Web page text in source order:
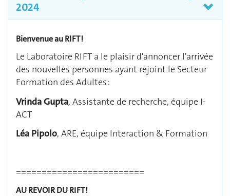
2024
Bienvenue au RIFT !
Le Laboratoire RIFT a le plaisir d'annoncer l'arrivée
des nouvelles personnes ayant rejoint le Secteur
Formation des Adultes :
Vrinda Gupta, Assistante de recherche, équipe I-
ACT
Léa Pipolo, ARE, équipe Interaction & Formation
=========================
AU REVOIR DU RIFT !